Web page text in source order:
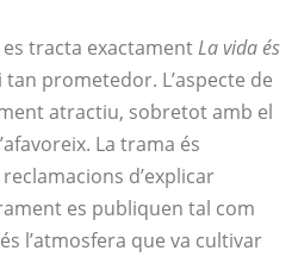
tracta exactamentLa vida és
prometedor. L’aspecte de
atractiu, sobretot amb el
La trama és
d’explicar
es publiquen tal com
l’atmosfera que va cultivar